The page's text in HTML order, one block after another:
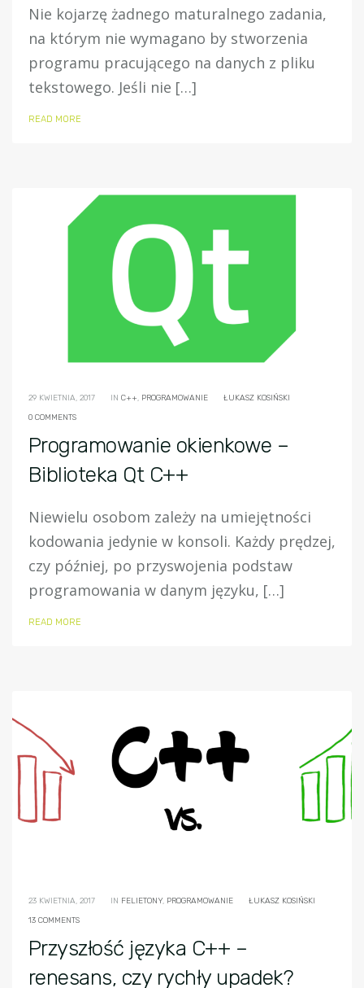
Nie kojarzę żadnego maturalnego zadania,
na którym nie wymagano by stworzenia
programu pracującego na danych z pliku
tekstowego. Jeśli nie […]
READ MORE
29 KWIETNIA, 2017 IN C++, PROGRAMOWANIE
ŁUKASZ KOSIŃSKI
0 COMMENTS
Programowanie okienkowe –
Biblioteka Qt C++
Niewielu osobom zależy na umiejętności
kodowania jedynie w konsoli. Każdy prędzej,
czy później, po przyswojenia podstaw
programowania w danym języku, […]
READ MORE
23 KWIETNIA, 2017 IN FELIETONY, PROGRAMOWANIE
ŁUKASZ KOSIŃSKI
13 COMMENTS
Przyszłość języka C++ –
renesans, czy rychły upadek?